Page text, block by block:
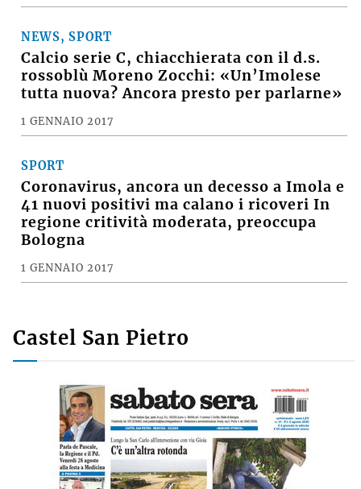
NEWS, SPORT
Calcio serie C, chiacchierata con il d.s.
rossoblù Moreno Zocchi: «Un’Imolese
tutta nuova? Ancora presto per parlarne»
1 GENNAIO 2017
SPORT
Coronavirus, ancora un decesso a Imola e
41 nuovi positivi ma calano i ricoveri In
regione critività moderata, preoccupa
Bologna
1 GENNAIO 2017
Castel San Pietro